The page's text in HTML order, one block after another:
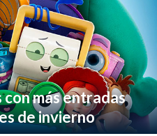
más entradas
de invierno